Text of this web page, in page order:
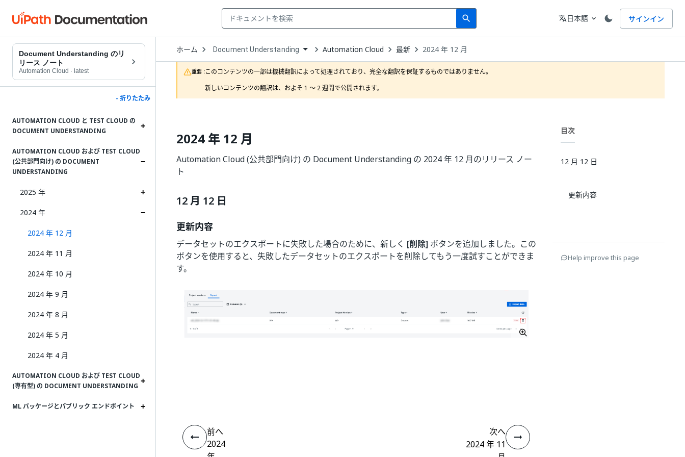
search
Search 言語
translate日本語 expand_more サインイン
Document Understanding のリ
リース ノート
Automation Cloud · latest
- 折りたたみ
AUTOMATION CLOUD と TEST CLOUD の
DOCUMENT UNDERSTANDING
AUTOMATION CLOUD および TEST CLOUD
(公共部門向け) の DOCUMENT
UNDERSTANDING
2025 年
2024 年
2024 年 12 月
2024 年 11 月
2024 年 10 月
2024 年 9 月
2024 年 8 月
2024 年 5 月
2024 年 4 月
AUTOMATION CLOUD および TEST CLOUD
(専有型) の DOCUMENT UNDERSTANDING
ML パッケージとパブリック エンドポイント
ホーム Open
Dropdown
to
choose
product
Document Understanding Automation Cloud 最新 2024 年 12 月
重要 :このコンテンツの一部は機械翻訳によって処理されており、完全な翻訳を保証するものではありません。
新しいコンテンツの翻訳は、およそ 1 ～ 2 週間で公開されます。
2024 年 12 月
Automation Cloud (公共部門向け) の Document Understanding の 2024 年 12 月のリリース ノー
ト
12 月 12 日
更新内容
データセットのエクスポートに失敗した場合のために、新しく [削除] ボタンを追加しました。この
ボタンを使用すると、失敗したデータセットのエクスポートを削除してもう一度試すことができま
す。
目次
12 月 12 日
更新内容
Help improve this page
前へ
2024
次へ
2024 年 11